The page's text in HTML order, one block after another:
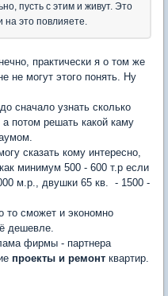
пусть с этим и живут. Это
на это повлияете.
практически я о том же
не могут этого понять. Ну
сначало узнать сколько
потом решать какой каму
сказать кому интересно,
минимум 500 - 600 т.р если
м.р., двушки 65 кв. - 1500 -
то сможет и экономно
дешевле.
фирмы - партнера
проекты и ремонт квартир.